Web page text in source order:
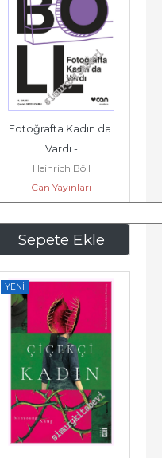
Sepete Ekle
Fotoğrafta Kadın da
Vardı -
Heinrich Böll
Can Yayınları
363,75
YENI